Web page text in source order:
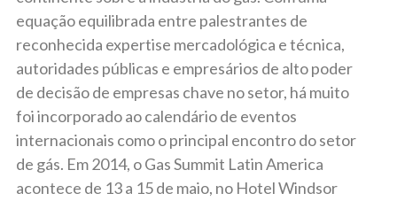
equação equilibrada entre palestrantes de
reconhecida expertise mercadológica e técnica,
autoridades públicas e empresários de alto poder
de decisão de empresas chave no setor, há muito
foi incorporado ao calendário de eventos
internacionais como o principal encontro do setor
de gás. Em 2014, o Gas Summit Latin America
acontece de 13 a 15 de maio, no Hotel Windsor